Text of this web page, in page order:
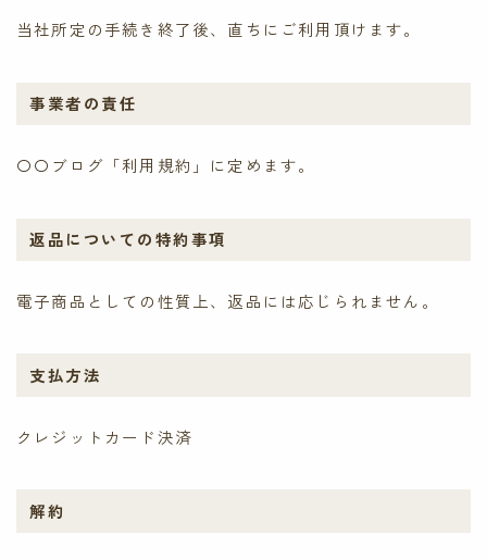
当社所定の手続き終了後、直ちにご利用頂けます。
事業者の責任
〇〇ブログ「利用規約」に定めます。
返品についての特約事項
電子商品としての性質上、返品には応じられません。
支払方法
クレジットカード決済
解約